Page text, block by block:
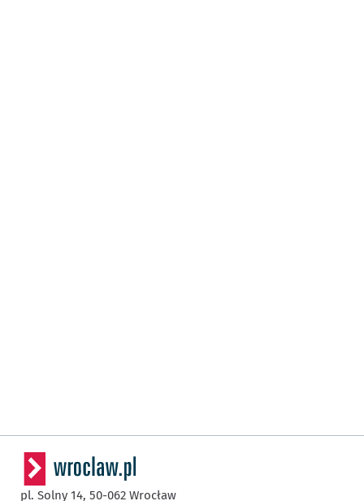
pl. Solny 14, 50-062 Wrocław